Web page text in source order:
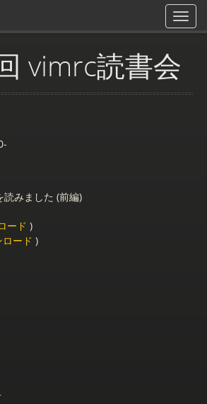
vimrc読書会
みました (前編)
ード )
ロード )